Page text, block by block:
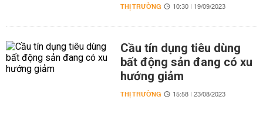
THỊ TRƯỜNG 10:30 | 19/09/2023
Cầu tín dụng tiêu dùng
bất động sản đang có xu
hướng giảm
THỊ TRƯỜNG 15:58 | 23/08/2023